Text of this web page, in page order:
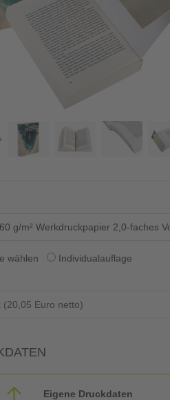
g/m² Werkdruckpapier 2,0-faches
wählen
Individualauflage
Eigene Druckdaten